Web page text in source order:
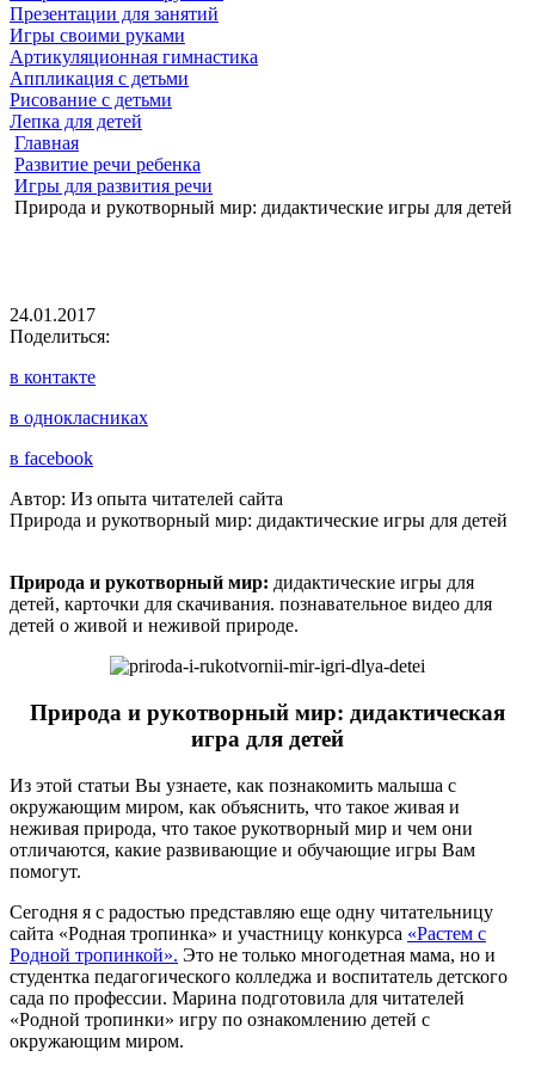
Презентации для занятий
Игры своими руками
Артикуляционная гимнастика
Аппликация с детьми
Рисование с детьми
Лепка для детей
Главная
Развитие речи ребенка
Игры для развития речи
Природа и рукотворный мир: дидактические игры для детей
24.01.2017
Поделиться:
в контакте
в однокласниках
в facebook
Автор: Из опыта читателей сайта
Природа и рукотворный мир: дидактические игры для детей
Природа и рукотворный мир: дидактические игры для
детей, карточки для скачивания. познавательное видео для
детей о живой и неживой природе.
Природа и рукотворный мир: дидактическая
игра для детей
Из этой статьи Вы узнаете, как познакомить малыша с
окружающим миром, как объяснить, что такое живая и
неживая природа, что такое рукотворный мир и чем они
отличаются, какие развивающие и обучающие игры Вам
помогут.
Сегодня я с радостью представляю еще одну читательницу
сайта «Родная тропинка» и участницу конкурса «Растем с
Родной тропинкой». Это не только многодетная мама, но и
студентка педагогического колледжа и воспитатель детского
сада по профессии. Марина подготовила для читателей
«Родной тропинки» игру по ознакомлению детей с
окружающим миром.